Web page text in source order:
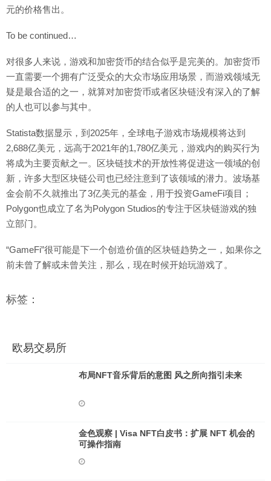
元的价格售出。
To be continued…
对很多人来说，游戏和加密货币的结合似乎是完美的。加密货币
一直需要一个拥有广泛受众的大众市场应用场景，而游戏领域无
疑是最合适的之一，就算对加密货币或者区块链没有深入的了解
的人也可以参与其中。
Statista数据显示，到2025年，全球电子游戏市场规模将达到
2,688亿美元，远高于2021年的1,780亿美元，游戏内的购买行为
将成为主要贡献之一。区块链技术的开放性将促进这一领域的创
新，许多大型区块链公司也已经注意到了该领域的潜力。波场基
金会前不久就推出了3亿美元的基金，用于投资GameFi项目；
Polygon也成立了名为Polygon Studios的专注于区块链游戏的独
立部门。
“GameFi”很可能是下一个创造价值的区块链趋势之一，如果你之
前未曾了解或未曾关注，那么，现在时候开始玩游戏了。
标签：
欧易交易所
布局NFT音乐背后的意图 风之所向指引未来
金色观察 | Visa NFT白皮书：扩展 NFT 机会的
可操作指南